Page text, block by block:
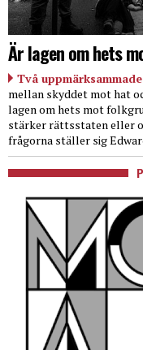
Är lagen om hets
Två
mellan skyddet mot hat
lagen om hets mot
stärker rättsstaten eller
frågorna ställer sig